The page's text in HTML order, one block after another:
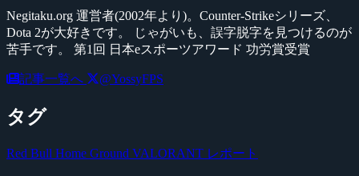
Negitaku.org 運営者(2002年より)。Counter-Strikeシリーズ、
Dota 2が大好きです。 じゃがいも、誤字脱字を見つけるのが
苦手です。 第1回 日本eスポーツアワード 功労賞受賞
記事一覧へ @YossyFPS
タグ
Red Bull Home Ground VALORANT レポート